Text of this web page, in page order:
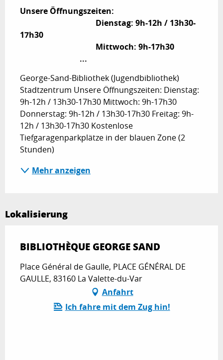
Unsere Öffnungszeiten:
17h30
                              ...
George-Sand-Bibliothek (Jugendbibliothek)
Stadtzentrum Unsere Öffnungszeiten: Dienstag:
9h-12h / 13h30-17h30 Mittwoch: 9h-17h30
Donnerstag: 9h-12h / 13h30-17h30 Freitag: 9h-
12h / 13h30-17h30 Kostenlose
Tiefgaragenparkplätze in der blauen Zone (2
Stunden)
Mehr anzeigen
Lokalisierung
BIBLIOTHÈQUE GEORGE SAND
Place Général de Gaulle, PLACE GÉNÉRAL DE
GAULLE, 83160 La Valette-du-Var
Anfahrt
Ich fahre mit dem Zug hin!